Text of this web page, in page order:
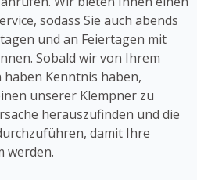
sodass Sie auch abends
und an Feiertagen mit
Sobald wir von Ihrem
Kenntnis haben,
unserer Klempner zu
herauszufinden und die
damit Ihre
werden.